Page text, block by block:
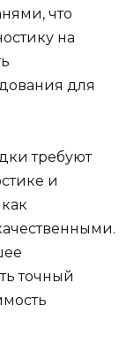
что
на
для
требуют
и
точный